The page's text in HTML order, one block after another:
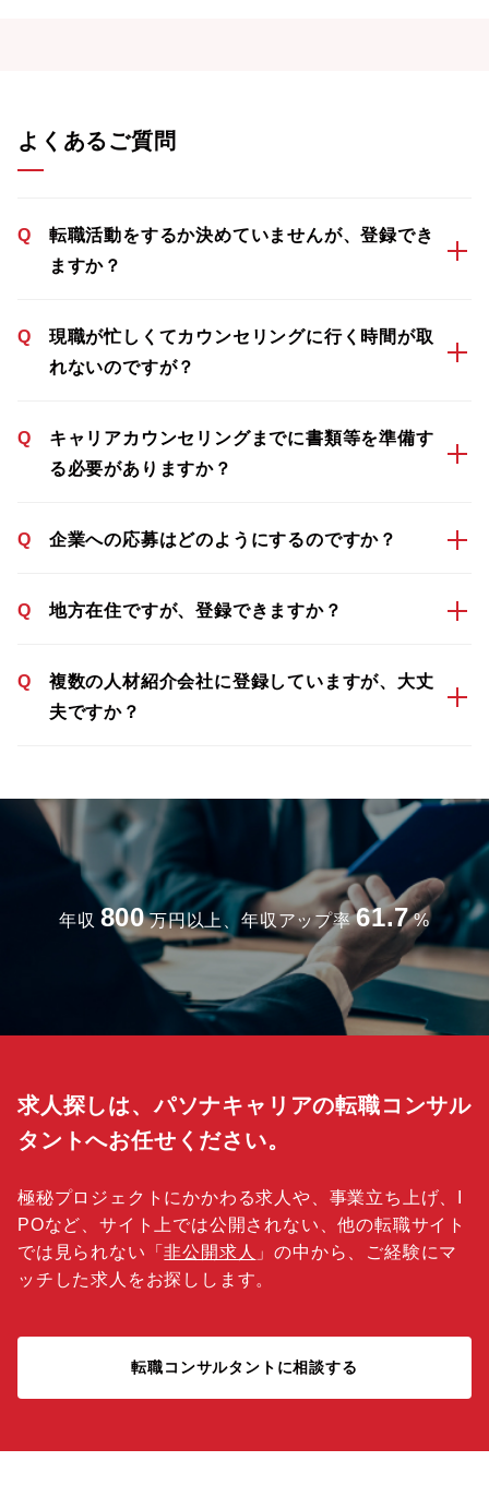
よくあるご質問
Q
転職活動をするか決めていませんが、登録でき
ますか？
Q
現職が忙しくてカウンセリングに行く時間が取
れないのですが？
Q
キャリアカウンセリングまでに書類等を準備す
る必要がありますか？
Q 企業への応募はどのようにするのですか？
Q 地方在住ですが、登録できますか？
Q
複数の人材紹介会社に登録していますが、大丈
夫ですか？
年収 800 万円以上、年収アップ率 61.7 %
求人探しは、パソナキャリアの転職コンサル
タントへお任せください。
極秘プロジェクトにかかわる求人や、事業立ち上げ、I
POなど、サイト上では公開されない、他の転職サイト
では見られない「非公開求人 」の中から、ご経験にマ
ッチした求人をお探しします。
転職コンサルタントに相談する